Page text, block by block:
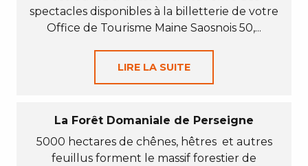
spectacles disponibles à la billetterie de votre
Office de Tourisme Maine Saosnois 50,...
LIRE LA SUITE
La Forêt Domaniale de Perseigne
5000 hectares de chênes, hêtres et autres
feuillus forment le massif forestier de